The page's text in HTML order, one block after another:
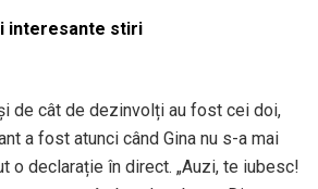
interesante stiri
de cât de dezinvolți au fost cei doi,
a fost atunci când Gina nu s-a mai
o declarație în direct. „Auzi, te iubesc!